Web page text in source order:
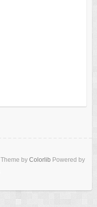
. Theme by Colorlib Powered by